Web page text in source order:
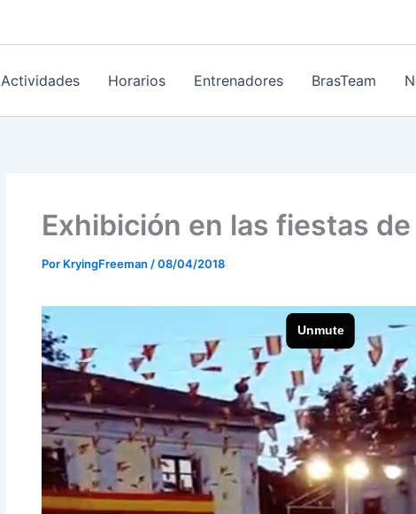
Actividades Horarios Entrenadores BrasTeam
Exhibición en las fiestas
Por KryingFreeman /08/04/2018